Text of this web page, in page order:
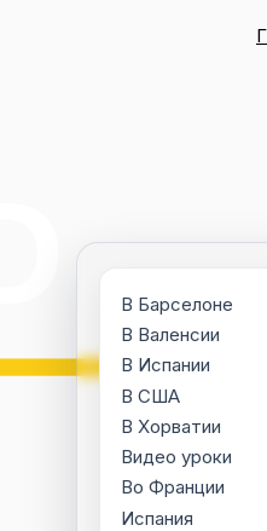
В Барселоне
В Валенсии
В Испании
В США
В Хорватии
Видео уроки
Во Франции
Испания